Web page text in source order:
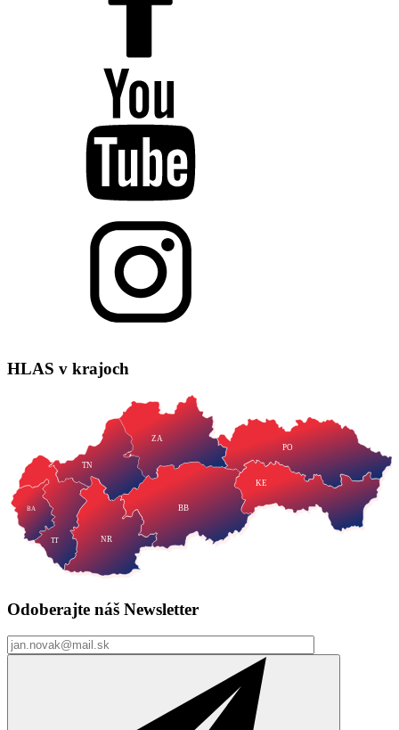
HLAS v krajoch
TT NR
TN
ZA
BB
PO
KE
BA
Odoberajte náš Newsletter